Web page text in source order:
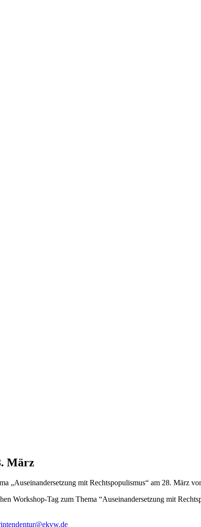
März
„Auseinandersetzung mit Rechtspopulismus“ am 28. März
Workshop-Tag zum Thema “Auseinandersetzung mit